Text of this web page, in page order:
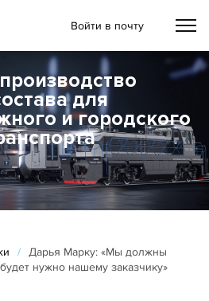
Войти в почту
для
и городского
/ Дарья Марку: «Мы должны
нужно нашему заказчику»